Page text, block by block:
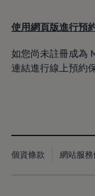
原
長期
八大
最新
車輛
Why
採購
企業
使用網頁版進行預
如您尚未註冊成為
連結進行線上預約
個資條款 網站服務